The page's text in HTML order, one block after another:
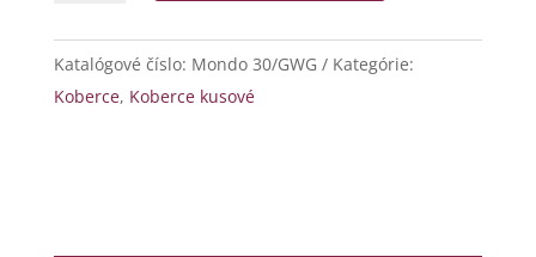
Katalógové číslo: Mondo 30/GWG
Kategórie:
Koberce, Koberce kusové